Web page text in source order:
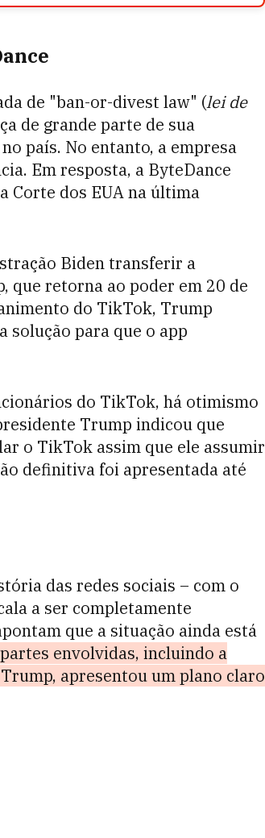
de "ban-or-divest law" (lei de
de grande parte de sua
país. No entanto, a empresa
Em resposta, a ByteDance
Corte dos EUA na última
Biden transferir a
que retorna ao poder em 20 de
do TikTok, Trump
solução para que o app
do TikTok, há otimismo
Trump indicou que
o TikTok assim que ele assumir
definitiva foi apresentada até
das redes sociais – com o
a ser completamente
que a situação ainda está
envolvidas, incluindo a
apresentou um plano claro